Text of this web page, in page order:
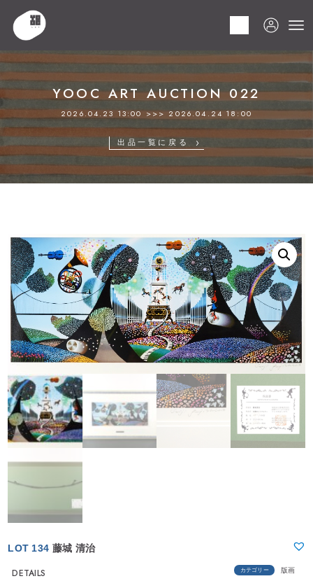
HOME
YOOC ART AUCTION 022
2026.04.23 13:00 >>> 2026.04.24 18:00
出品一覧に戻る
LOT 134 藤城 清治
DETAILS カテゴリー 版画